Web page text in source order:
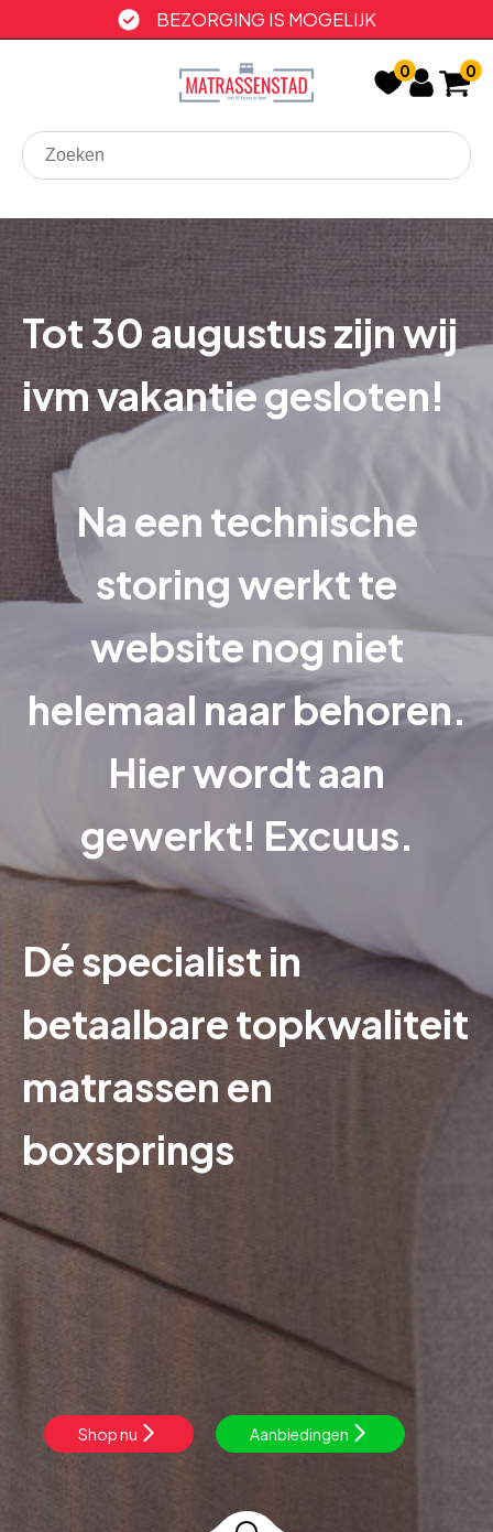
BEZORGING IS MOGELIJK
0 0
Tot 30 augustus zijn wij
ivm vakantie gesloten!
Na een technische
storing werkt te
website nog niet
helemaal naar behoren.
Hier wordt aan
gewerkt! Excuus.
Dé specialist in
betaalbare topkwaliteit
matrassen en
boxsprings
Shop nu Aanbiedingen